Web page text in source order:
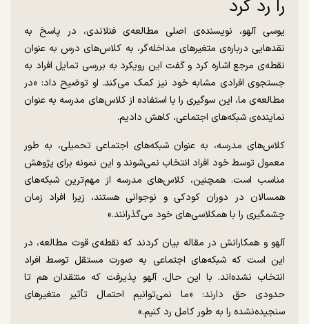
را رد کرد
یوسی آلهو، نویسنده‌ی اصلی مطالعه‌ی فنلاندی، در پاسخ به
نقدهایی درباره‌ی متغیرهای مداخله‌گر، به کلاس‌های درس به عنوان
نقطه‌ی مرجع اشاره کرد و گفت این رویکرد به بررسی تمایل افراد به
جستجوی افرادی مشابه خود نیز کمک می‌کند. او توضیح داد: «در
مطالعه‌ی ما، این سوگیری را با استفاده از کلاس‌های مدرسه به عنوان
نماینده‌ی شبکه‌های اجتماعی، کاهش دادیم.
کلاس‌های مدرسه، به عنوان شبکه‌های اجتماعی تحمیلی، به طور
معمول توسط خود افراد انتخاب نمی‌شوند و این نمونه برای پژوهش
مناسب است. همچنین، کلاس‌های مدرسه از مهم‌ترین شبکه‌های
همسالان در دوران کودکی و نوجوانی هستند، زیرا افراد زمان
چشمگیری را با همکلاسی‌های خود می‌گذرانند.»
آلهو و همکارانش در مقاله بیان کردند که نقطه‌ی قوت مطالعه، در
این است که شبکه‌های اجتماعی به صورت مستقل توسط افراد
انتخاب نشده‌اند. با این حال، آلهو پذیرفت که منتقدان هم تا
حدودی حق دارند: «ما نمی‌توانیم احتمال تأثیر متغیرهای
سنجیده‌نشده را به طور کامل رد کنیم.»